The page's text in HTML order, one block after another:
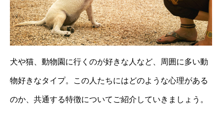
犬や猫、動物園に行くのが好きな人など、周囲に多い動
物好きなタイプ。この人たちにはどのような心理がある
のか、共通する特徴についてご紹介していきましょう。